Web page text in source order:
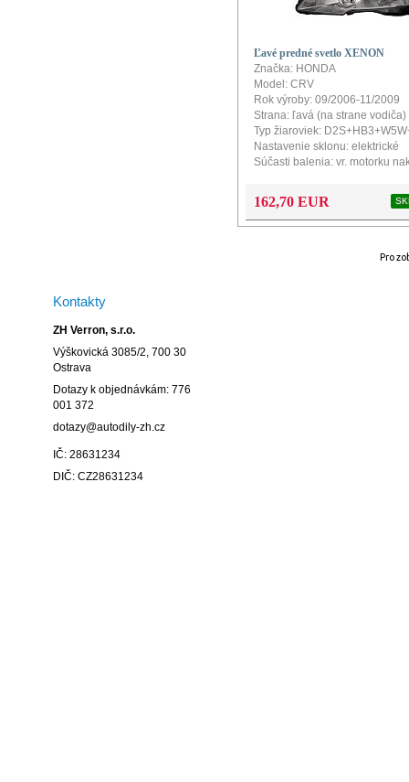
Ľavé predné svetlo XENON
Značka: HONDA
Model: CRV
Rok výroby: 09/2006-11/2009
Strana: ľavá (na strane vodiča)
Typ žiaroviek:
Nastavenie sklonu: elektrické
Súčasti balenia: vr. motorku
Súčasti balenia: bez výbojky
Doplnkové info: XENON
Homologizácia: ECE (EU)
162,70 EUR
Pro
Kontakty
ZH Verron, s.r.o.
Výškovická 3085/2, 700 30
Ostrava
Dotazy k objednávkám: 776
001 372
dotazy@autodily-zh.cz
IČ: 28631234
DIČ: CZ28631234